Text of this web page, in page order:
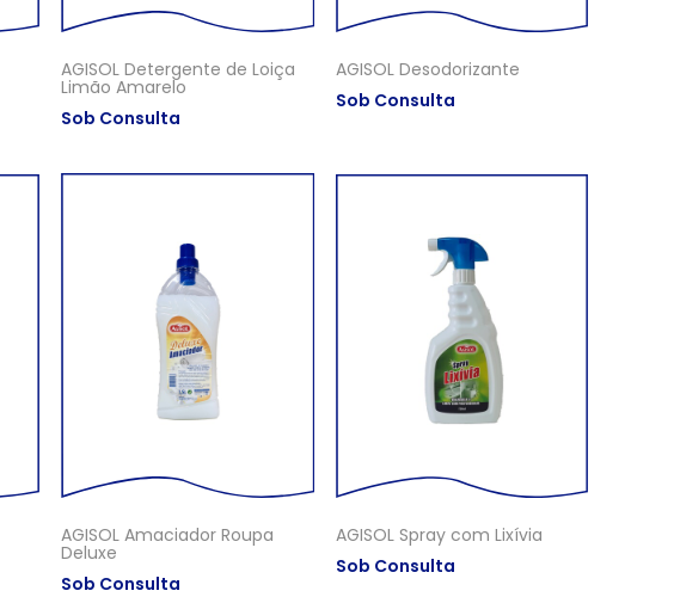
AGISOL Detergente de Loiça
Limão Amarelo
Sob Consulta
AGISOL Desodorizante
Sob Consulta
AGISOL Amaciador Roupa
Deluxe
Sob Consulta
AGISOL Spray com Lixívia
Sob Consulta